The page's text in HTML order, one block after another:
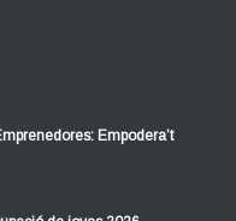
Empodera’t